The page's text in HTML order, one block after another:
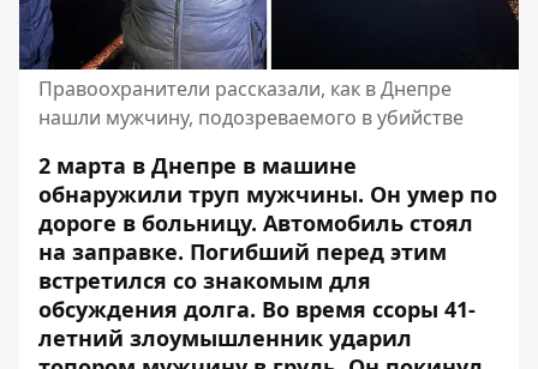
Правоохранители рассказали, как в Днепре
нашли мужчину, подозреваемого в убийстве
2 марта в Днепре в машине
обнаружили труп мужчины. Он умер по
дороге в больницу. Автомобиль стоял
на заправке. Погибший перед этим
встретился со знакомым для
обсуждения долга. Во время ссоры 41-
летний злоумышленник ударил